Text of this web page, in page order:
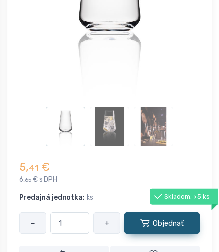
5,41 €
6,65 € s DPH
Predajná jednotka: ks Skladom: > 5 ks
− + Objednať